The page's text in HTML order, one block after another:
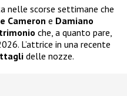
nelle scorse settimane che
Cameron e Damiano
che, a quanto pare,
L’attrice in una recente
delle nozze.